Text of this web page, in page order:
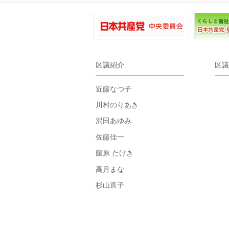
区議紹介
近藤なつ子
川村のりあき
沢田あゆみ
佐藤佳一
藤原 たけき
高月まな
杉山直子
区